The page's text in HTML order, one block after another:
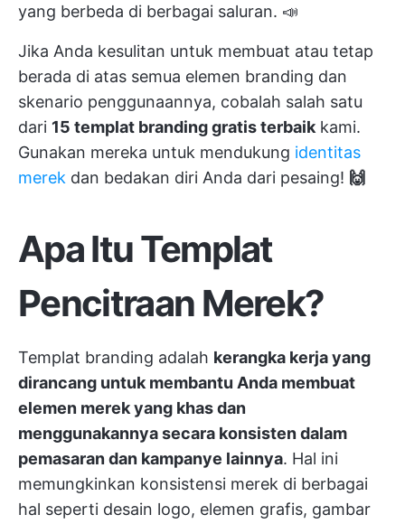
yang berbeda di berbagai saluran. 📣
Jika Anda kesulitan untuk membuat atau tetap
berada di atas semua elemen branding dan
skenario penggunaannya, cobalah salah satu
dari 15 templat branding gratis terbaik kami.
Gunakan mereka untuk mendukung identitas
merek dan bedakan diri Anda dari pesaing! 🙌
Apa Itu Templat
Pencitraan Merek?
Templat branding adalah kerangka kerja yang
dirancang untuk membantu Anda membuat
elemen merek yang khas dan
menggunakannya secara konsisten dalam
pemasaran dan kampanye lainnya. Hal ini
memungkinkan konsistensi merek di berbagai
hal seperti desain logo, elemen grafis, gambar